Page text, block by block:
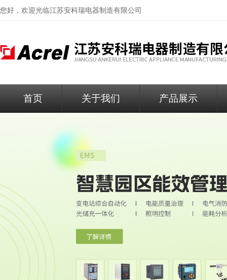
您好，欢迎光临江苏安科瑞电器制造有限公司
首页 关于我们 产品展示